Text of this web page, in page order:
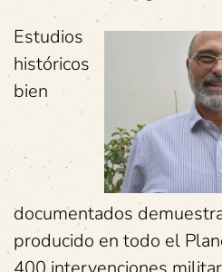
Estudios
históricos
bien
documentados
producido en todo el